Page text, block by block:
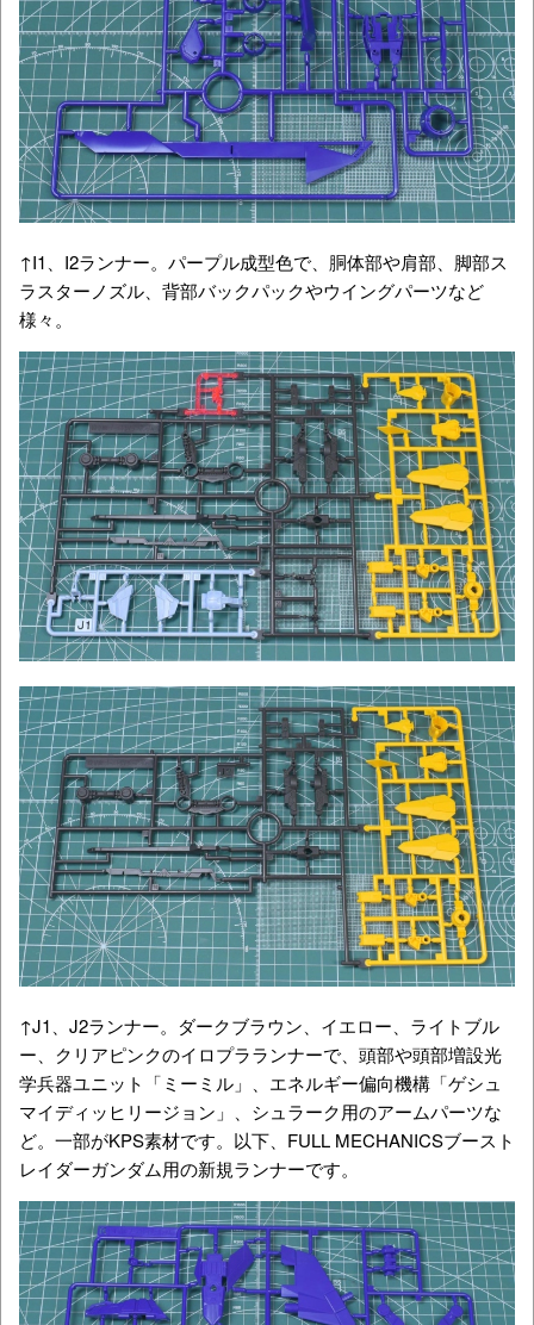
↑I1、I2ランナー。パープル成型色で、胴体部や肩部、脚部ス
ラスターノズル、背部バックパックやウイングパーツなど
様々。
↑J1、J2ランナー。ダークブラウン、イエロー、ライトブル
ー、クリアピンクのイロプラランナーで、頭部や頭部増設光
学兵器ユニット「ミーミル」、エネルギー偏向機構「ゲシュ
マイディッヒリージョン」、シュラーク用のアームパーツな
ど。一部がKPS素材です。以下、FULL MECHANICSブースト
レイダーガンダム用の新規ランナーです。